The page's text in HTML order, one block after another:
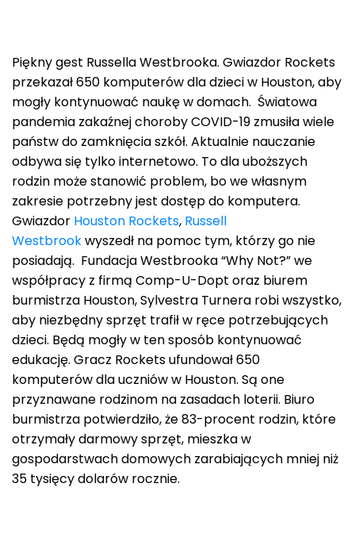
Piękny gest Russella Westbrooka. Gwiazdor Rockets
przekazał 650 komputerów dla dzieci w Houston, aby
mogły kontynuować naukę w domach. Światowa
pandemia zakaźnej choroby COVID-19 zmusiła wiele
państw do zamknięcia szkół. Aktualnie nauczanie
odbywa się tylko internetowo. To dla uboższych
rodzin może stanowić problem, bo we własnym
zakresie potrzebny jest dostęp do komputera.
Gwiazdor Houston Rockets, Russell
Westbrookwyszedł na pomoc tym, którzy go nie
posiadają. Fundacja Westbrooka “Why Not?” we
współpracy z firmą Comp-U-Dopt oraz biurem
burmistrza Houston, Sylvestra Turnera robi wszystko,
aby niezbędny sprzęt trafił w ręce potrzebujących
dzieci. Będą mogły w ten sposób kontynuować
edukację. Gracz Rockets ufundował 650
komputerów dla uczniów w Houston. Są one
przyznawane rodzinom na zasadach loterii. Biuro
burmistrza potwierdziło, że 83-procent rodzin, które
otrzymały darmowy sprzęt, mieszka w
gospodarstwach domowych zarabiających mniej niż
35 tysięcy dolarów rocznie.